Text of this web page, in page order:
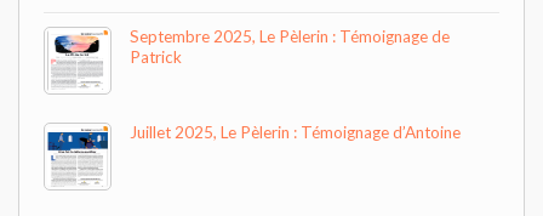
Septembre 2025, Le Pèlerin : Témoignage de
Patrick
Juillet 2025, Le Pèlerin : Témoignage d’Antoine